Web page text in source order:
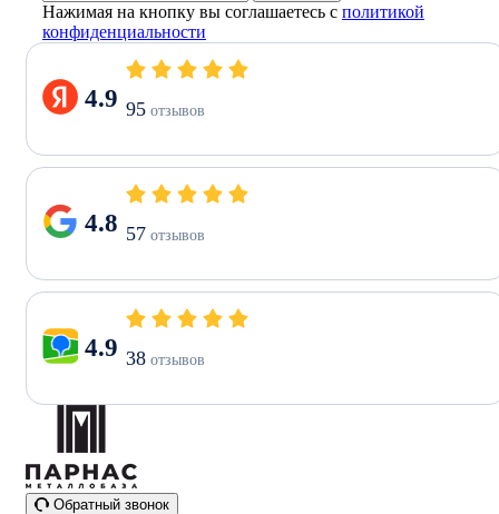
Нажимая на кнопку вы соглашаетесь с политикой
конфиденциальности
4.9 95 отзывов
4.8 57 отзывов
4.9 38 отзывов
Обратный звонок